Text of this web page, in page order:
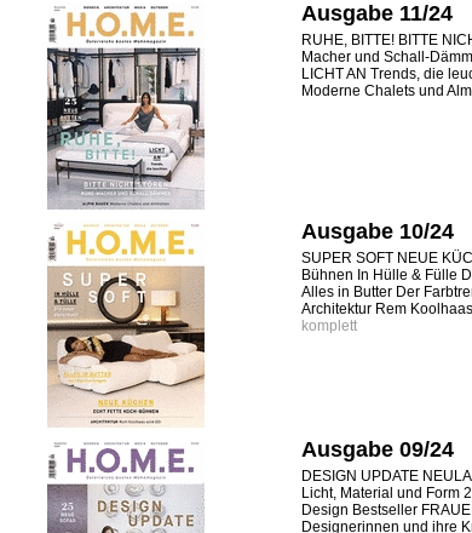
Ausgabe 11/24
RUHE, BITTE! BITTE
Macher und Schall-
LICHT AN Trends, die
Moderne Chalets und
Ausgabe 10/24
SUPER SOFT NEUE
Bühnen In Hülle & Fülle
Alles in Butter Der
Architektur Rem
komplett
Ausgabe 09/24
DESIGN UPDATE
Licht, Material und Form
Design Bestseller
Designerinnen und ihre